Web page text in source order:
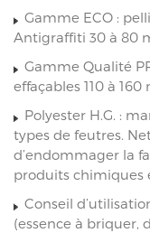
Gamme ECO :
Antigraffiti 30 à 80
Gamme Qualité
effaçables 110 à 160
Polyester H.G. :
types de feutres.
d’endommager la
produits chimiques
Conseil
(essence à briquer,